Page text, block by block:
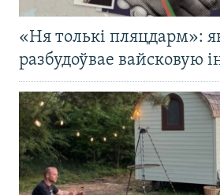
«Ня толькі пляцдарм»:
разбудоўвае вайсковую